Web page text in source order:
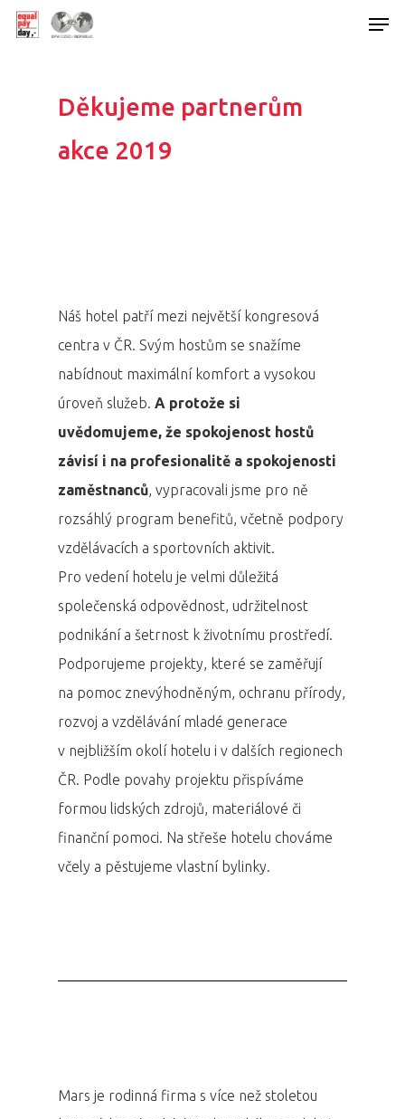
Hit enter to search or ESC to close
Děkujeme partnerům
akce 2019
Náš hotel patří mezi největší kongresová
centra v ČR. Svým hostům se snažíme
nabídnout maximální komfort a vysokou
úroveň služeb. A protože si
uvědomujeme, že spokojenost hostů
závisí i na profesionalitě a spokojenosti
zaměstnanců, vypracovali jsme pro ně
rozsáhlý program benefitů, včetně podpory
vzdělávacích a sportovních aktivit.
Pro vedení hotelu je velmi důležitá
společenská odpovědnost, udržitelnost
podnikání a šetrnost k životnímu prostředí.
Podporujeme projekty, které se zaměřují
na pomoc znevýhodněným, ochranu přírody,
rozvoj a vzdělávání mladé generace
v nejbližším okolí hotelu i v dalších regionech
ČR. Podle povahy projektu přispíváme
formou lidských zdrojů, materiálové či
finanční pomoci. Na střeše hotelu chováme
včely a pěstujeme vlastní bylinky.
Mars je rodinná firma s více než stoletou